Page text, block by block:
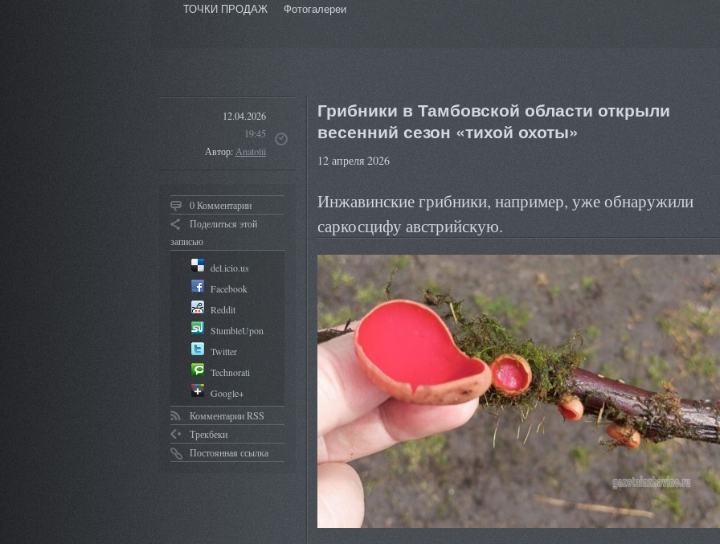
ТОЧКИ ПРОДАЖ
Фотогалереи
12.04.2026
19:45
Автор:Anatolii
0 Комментарии
Поделиться этой
записью
del.icio.us
Facebook
Reddit
StumbleUpon
Twitter
Technorati
Google+
Комментарии RSS
Трекбеки
Постоянная ссылка
Грибники в Тамбовской области открыли
весенний сезон «тихой охоты»
12 апреля 2026
Инжавинские грибники, например, уже обнаружили
саркосцифу австрийскую.